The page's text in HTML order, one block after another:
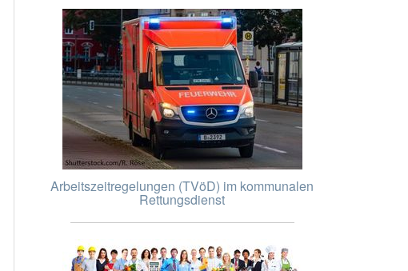
Arbeitszeitregelungen (TVöD) im kommunalen
Rettungsdienst